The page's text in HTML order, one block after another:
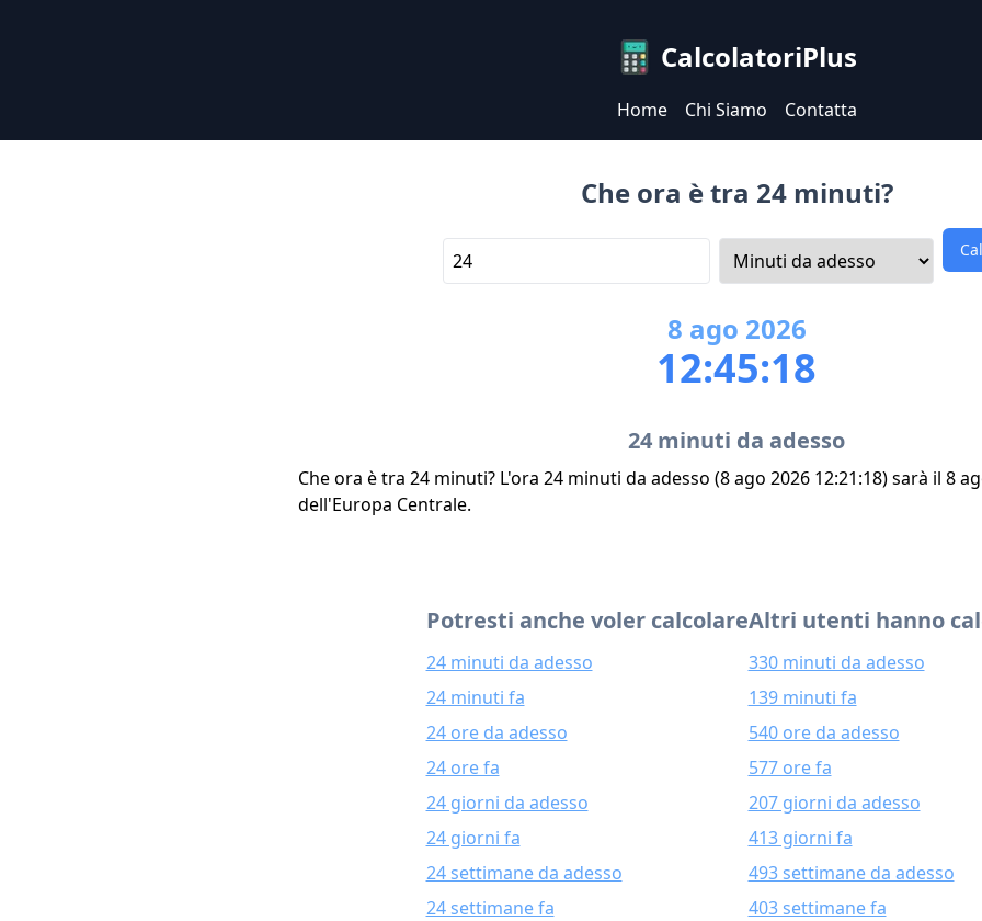
CalcolatoriPlus
Home Chi Siamo Contatta
Che ora è tra 24 minuti?
8 ago 2026
12:45:18
24 minuti da adesso
Che ora è tra 24 minuti? L'ora 24 minuti da adesso (8 ago 2026 12:21:18) sarà il 8
dell'Europa Centrale.
Potresti anche voler calcolare
24 minuti da adesso
24 minuti fa
24 ore da adesso
24 ore fa
24 giorni da adesso
24 giorni fa
24 settimane da adesso
24 settimane fa
Altri utenti hanno
330 minuti da adesso
139 minuti fa
540 ore da adesso
577 ore fa
207 giorni da adesso
413 giorni fa
493 settimane da adesso
403 settimane fa